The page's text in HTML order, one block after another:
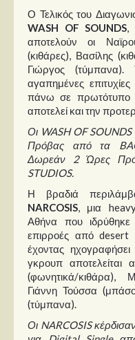
Ο Τελικός του
WASH OF SOUNDS
αποτελούν οι
(κιθάρες), Βασίλης
Γιώργος (τύμπανα).
αγαπημένες
πάνω σε πρωτότυπο
αποτελεί και την
Οι WASH OF
Πρόβας από τα
Δωρεάν 2 Ώρες
STUDIOS.
Η βραδιά
NARCOSIS , μια
Αθήνα που
επιρροές από
έχοντας
γκρουπ
(φωνητικά/κιθάρα),
Γιάννη Τούσσα
(τύμπανα).
Οι NARCOSIS